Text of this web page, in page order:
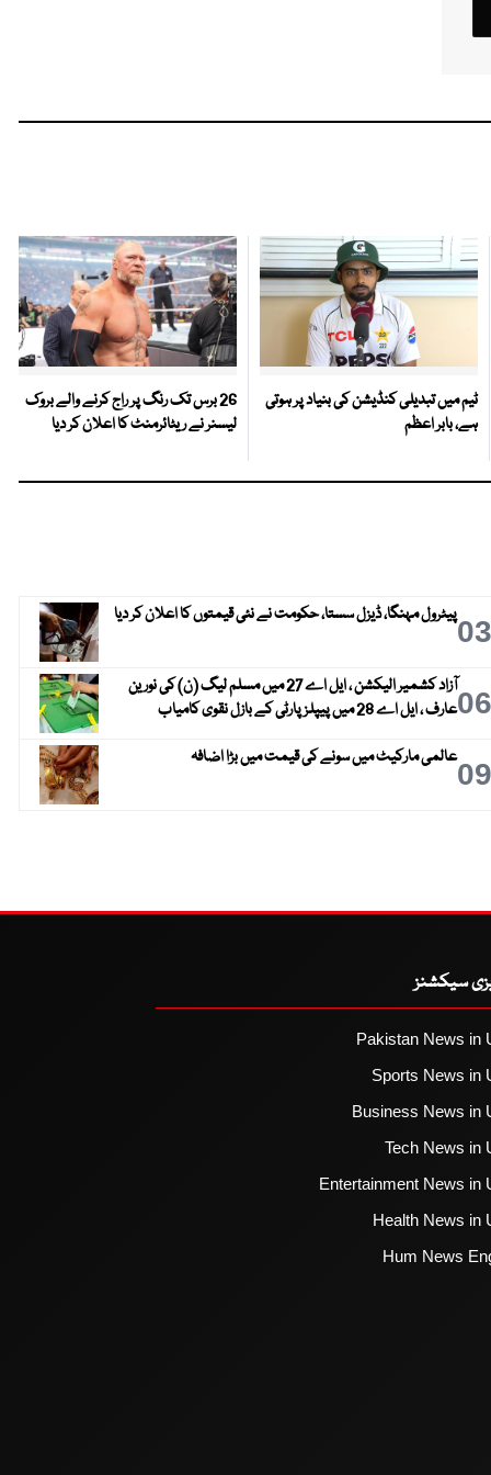
ٹیم میں تبدیلی کنڈیشن کی بنیاد پر ہوتی
ہے، بابر اعظم
26 برس تک رنگ پر راج کرنے والے بروک
لیسنر نے ریٹائرمنٹ کا اعلان کر دیا
03پیٹرول مہنگا، ڈیزل سستا، حکومت نے نئی قیمتوں کا اعلان کر دیا
06
آزاد کشمیر الیکشن ، ایل اے 27 میں مسلم لیگ (ن) کی نورین
عارف ، ایل اے 28 میں پیپلز پارٹی کے بازل نقوی کامیاب
09عالمی مارکیٹ میں سونے کی قیمت میں بڑا اضافہ
سیکشنز
Pakistan News in
Sports News in
Business News in
Tech News in
Entertainment News in
Health News in
Hum News